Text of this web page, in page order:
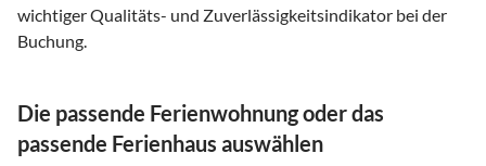
wichtiger Qualitäts- und Zuverlässigkeitsindikator bei der
Buchung.
Die passende Ferienwohnung oder das
passende Ferienhaus auswählen